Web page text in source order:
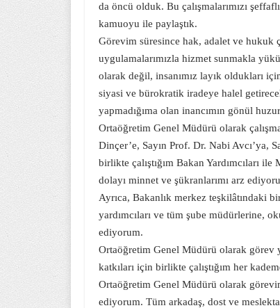
da öncü olduk. Bu çalışmalarımızı
kamuoyu ile paylaştık.
Görevim süresince hak, adalet ve hukuk
uygulamalarımızla hizmet sunmakla
olarak değil, insanımız layık oldukları
siyasi ve bürokratik iradeye halel
yapmadığıma olan inancımın gönül
Ortaöğretim Genel Müdürü olarak
Dinçer’e, Sayın Prof. Dr. Nabi Avcı’ya,
birlikte çalıştığım Bakan Yardımcıları
dolayı minnet ve şükranlarımı arz
Ayrıca, Bakanlık merkez
yardımcıları ve tüm şube müdürlerine,
ediyorum.
Ortaöğretim Genel Müdürü olarak görev
katkıları için birlikte çalıştığım her
Ortaöğretim Genel Müdürü olarak
ediyorum. Tüm arkadaş, dost ve